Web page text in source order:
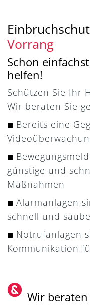
Vorrang
Schon
helfen!
Schützen Sie Ihr
Wir beraten Sie
Bereits eine
günstige und
Maßnahmen
Alarmanlagen
schnell und
Notrufanlagen
Kommunikation
Wir